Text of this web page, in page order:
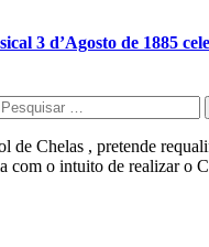
3 d’Agosto de 1885
de Chelas , pretende
com o intuito de realizar o